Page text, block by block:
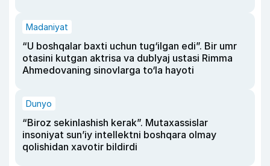
Madaniyat
“U boshqalar baxti uchun tug‘ilgan edi”. Bir umr
otasini kutgan aktrisa va dublyaj ustasi Rimma
Ahmedovaning sinovlarga to‘la hayoti
Dunyo
“Biroz sekinlashish kerak”. Mutaxassislar
insoniyat sun’iy intellektni boshqara olmay
qolishidan xavotir bildirdi